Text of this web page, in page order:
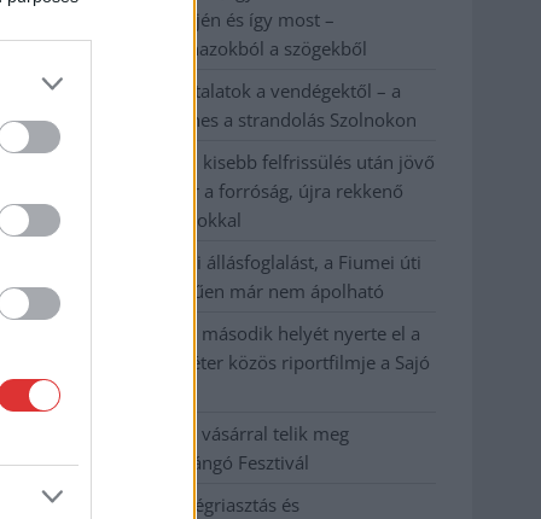
évvel ezelőtti árvíz idején és így most –
fotógyűjtemény ugyanazokból a szögekből
Ilyenek eddig a tapasztalatok a vendégektől – a
hőhullám miatt ingyenes a strandolás Szolnokon
Nem biztató: a hétvégi kisebb felfrissülés után jövő
héten megint visszatér a forróság, újra rekkenő
hőség jön, akár 38 fokokkal
Közzétették a szakértői állásfoglalást, a Fiumei úti
fák többsége szakszerűen már nem ápolható
A MÚOSZ sajtódíjának második helyét nyerte el a
Borsod24 és a Paraméter közös riportfilmje a Sajó
szennyezéséről
Tánccal, zeneszóval és vásárral telik meg
Jászberény, indul a Csángó Fesztivál
Meghosszabbított hőségriasztás és